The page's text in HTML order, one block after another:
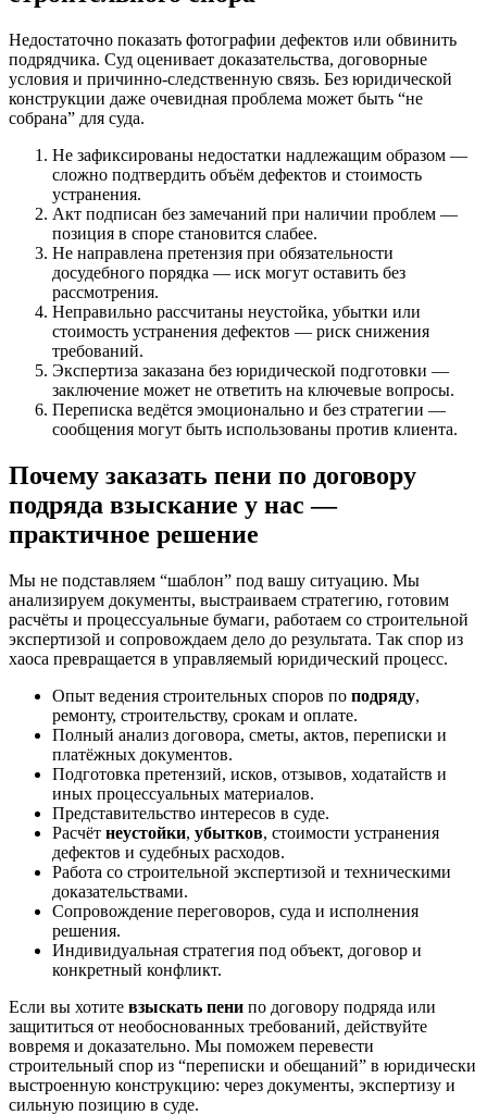
Недостаточно показать фотографии дефектов или обвинить
подрядчика. Суд оценивает доказательства, договорные
условия и причинно-следственную связь. Без юридической
конструкции даже очевидная проблема может быть “не
собрана” для суда.
Не зафиксированы недостатки надлежащим образом —
сложно подтвердить объём дефектов и стоимость
устранения.
Акт подписан без замечаний при наличии проблем —
позиция в споре становится слабее.
Не направлена претензия при обязательности
досудебного порядка — иск могут оставить без
рассмотрения.
Неправильно рассчитаны неустойка, убытки или
стоимость устранения дефектов — риск снижения
требований.
Экспертиза заказана без юридической подготовки —
заключение может не ответить на ключевые вопросы.
Переписка ведётся эмоционально и без стратегии —
сообщения могут быть использованы против клиента.
Почему заказать пени по договору
подряда взыскание у нас —
практичное решение
Мы не подставляем “шаблон” под вашу ситуацию. Мы
анализируем документы, выстраиваем стратегию, готовим
расчёты и процессуальные бумаги, работаем со строительной
экспертизой и сопровождаем дело до результата. Так спор из
хаоса превращается в управляемый юридический процесс.
Опыт ведения строительных споров по подряду,
ремонту, строительству, срокам и оплате.
Полный анализ договора, сметы, актов, переписки и
платёжных документов.
Подготовка претензий, исков, отзывов, ходатайств и
иных процессуальных материалов.
Представительство интересов в суде.
Расчёт неустойки, убытков, стоимости устранения
дефектов и судебных расходов.
Работа со строительной экспертизой и техническими
доказательствами.
Сопровождение переговоров, суда и исполнения
решения.
Индивидуальная стратегия под объект, договор и
конкретный конфликт.
Если вы хотите взыскать пени по договору подряда или
защититься от необоснованных требований, действуйте
вовремя и доказательно. Мы поможем перевести
строительный спор из “переписки и обещаний” в юридически
выстроенную конструкцию: через документы, экспертизу и
сильную позицию в суде.